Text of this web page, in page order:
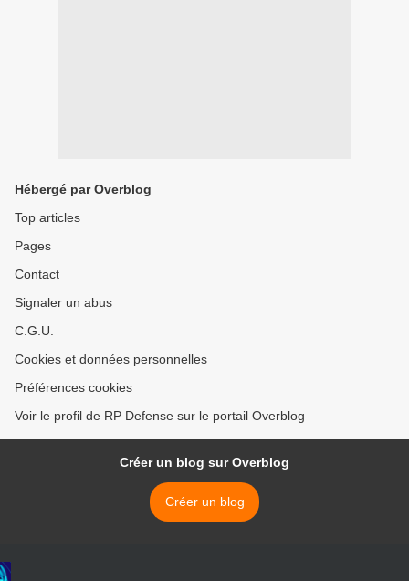
Hébergé par Overblog
Top articles
Pages
Contact
Signaler un abus
C.G.U.
Cookies et données personnelles
Préférences cookies
Voir le profil de RP Defense sur le portail Overblog
Créer un blog sur Overblog
Créer un blog